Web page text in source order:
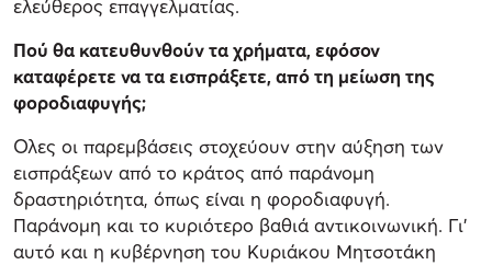
ελεύθερος επαγγελματίας.
Πού θα κατευθυνθούν τα χρήματα, εφόσον
καταφέρετε να τα εισπράξετε, από τη μείωση της
φοροδιαφυγής;
Ολες οι παρεμβάσεις στοχεύουν στην αύξηση των
εισπράξεων από το κράτος από παράνομη
δραστηριότητα, όπως είναι η φοροδιαφυγή.
Παράνομη και το κυριότερο βαθιά αντικοινωνική. Γι’
αυτό και η κυβέρνηση του Κυριάκου Μητσοτάκη